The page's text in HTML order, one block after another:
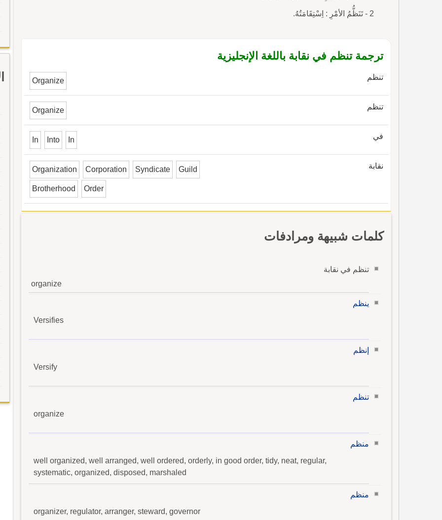
2 - تَنَظُّمُ الأمْرِ : اِسْتِقَامَتُهُ.
ترجمة تنظم في نقابة باللغة الإنجليزية
تنظم Organize
تنظم Organize
في In Into In
نقابة Organization Corporation Syndicate Guild
Brotherhood Order
كلمات شبيهة ومرادفات
تنظم في نقابة
organize
ينظم
Versifies
إنظم
Versify
تنظم
organize
منظم
well organized, well arranged, well ordered, orderly, in good order, tidy, neat, regular,
systematic, organized, disposed, marshaled
منظم
organizer, regulator, arranger, steward, governor